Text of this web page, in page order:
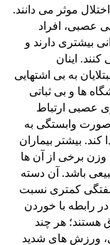
موثر می دانند.
عصبی، افراد
بیشتری دارند و
اینان
به بی اشتهایی
ها و بی ثباتی
عصبی ارتباط
صورت وابستگی به
کند. بیشتر بیماران
برخی از آن ها
باشد. آن دسته
آشفتگی کمتری نسبت
رابطه با خوردن
هستند؛ هر چند
ورزش های شدید